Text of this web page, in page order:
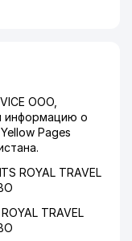
ООО,
информацию о
Pages
ROYAL TRAVEL
TRAVEL